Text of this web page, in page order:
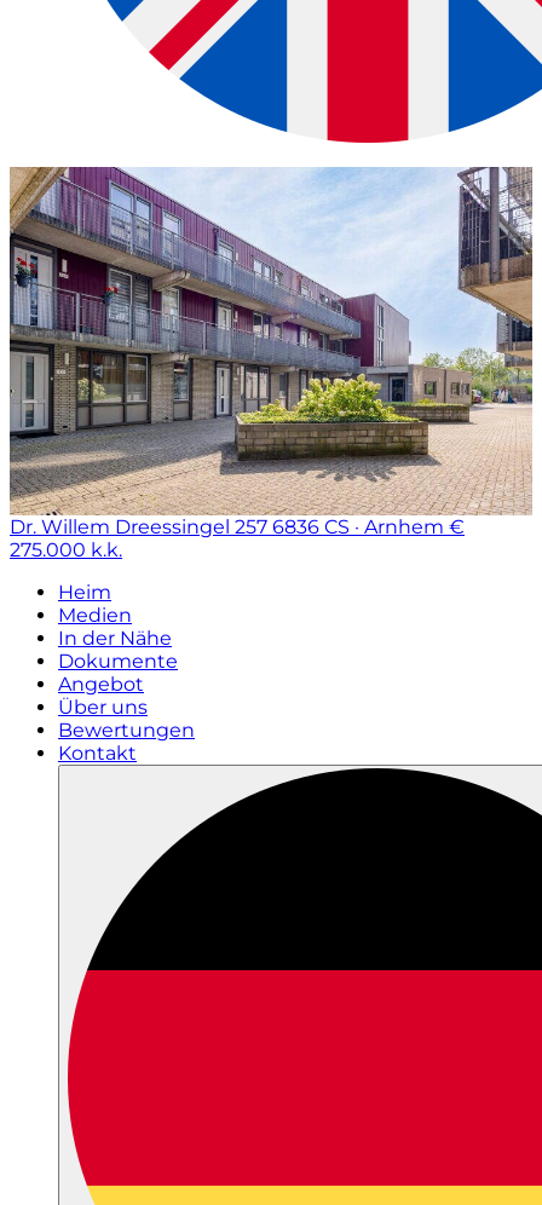
Dr. Willem Dreessingel 257 6836 CS · Arnhem €
275.000 k.k.
Heim
Medien
In der Nähe
Dokumente
Angebot
Über uns
Bewertungen
Kontakt